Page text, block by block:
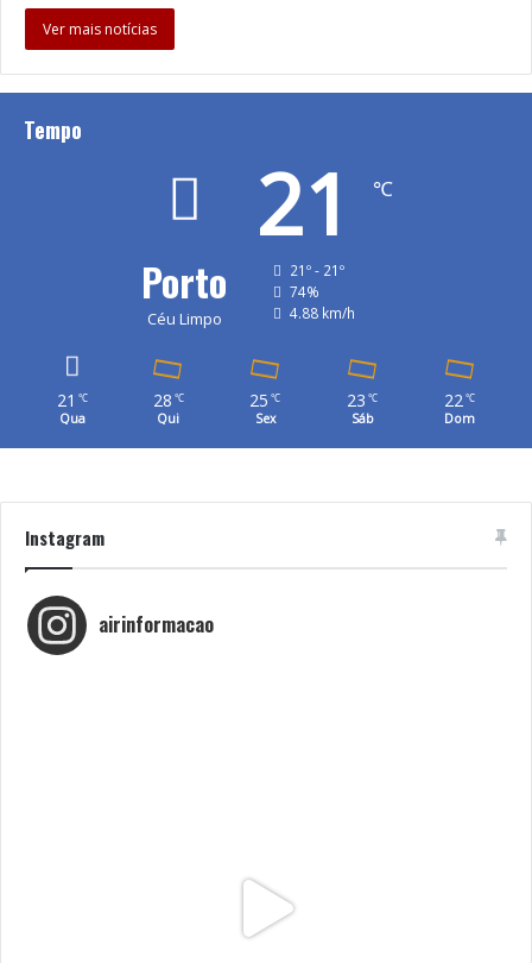
Ver mais notícias
Tempo
Porto
Céu Limpo
21 ℃
21º - 21º
74%
4.88 km/h
21 ℃
Qua
28 ℃
Qui
25 ℃
Sex
23 ℃
Sáb
22℃
Dom
Instagram
airinformacao